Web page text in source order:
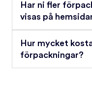
Har ni fler
visas på
Hur mycket
förpackningar?